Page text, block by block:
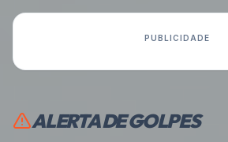
PUBLICIDADE
ALERTA DE GOLPES